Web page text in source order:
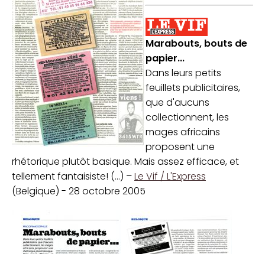
Marabouts, bouts de
papier...
Dans leurs petits
feuillets publicitaires,
que d'aucuns
collectionnent, les
mages africains
proposent une
rhétorique plutôt basique. Mais assez efficace, et
tellement fantaisiste! (...) –Le Vif / L'Express
(Belgique) - 28 octobre 2005